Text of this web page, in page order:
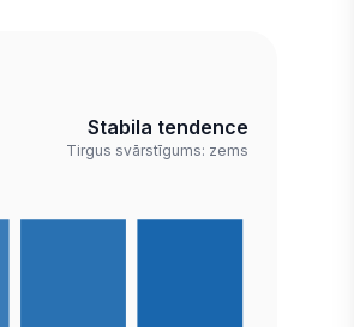
Stabila tendence
Tirgus svārstīgums: zems